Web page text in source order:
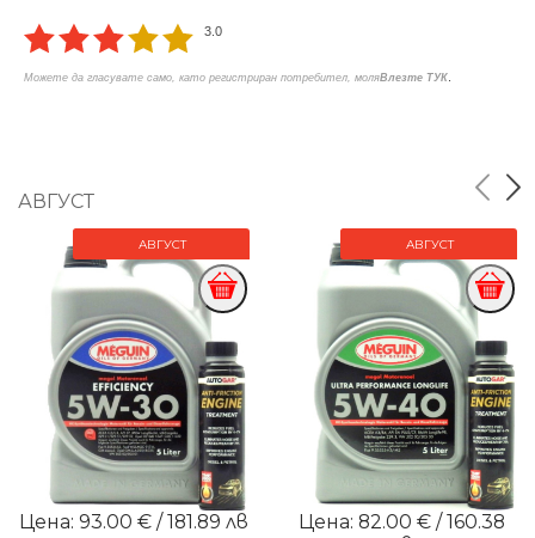
3.0
Можете да гласувате само, като регистриран потребител, моляВлезте ТУК
АВГУСТ
АВГУСТ
Цена: 93.00 € / 181.89 лв
АВГУСТ
Цена: 82.00 € / 160.38